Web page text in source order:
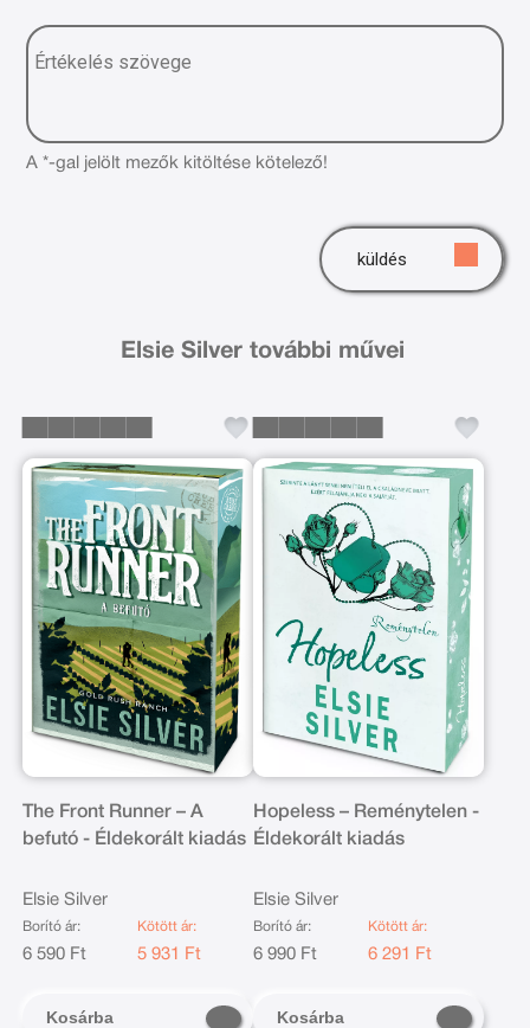
A *-gal jelölt mezők kitöltése kötelező!
küldés
Elsie Silver további művei
The Front Runner – A
befutó - Éldekorált kiadás
Elsie Silver
Borító ár:
6 590 Ft
Kötött ár:
5 931 Ft
Kosárba
Hopeless – Reménytelen -
Éldekorált kiadás
Elsie Silver
Borító ár:
6 990 Ft
Kötött ár:
6 291 Ft
Kosárba